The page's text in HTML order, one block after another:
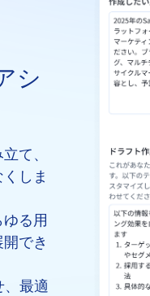
シ
て、
しま
る用
でき
、最適